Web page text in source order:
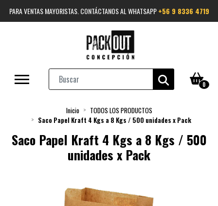
PARA VENTAS MAYORISTAS. CONTÁCTANOS AL WHATSAPP+56 9 8336 4719
0
Inicio
TODOS LOS PRODUCTOS
Saco Papel Kraft 4 Kgs a 8 Kgs / 500 unidades x Pack
Saco Papel Kraft 4 Kgs a 8 Kgs / 500
unidades x Pack